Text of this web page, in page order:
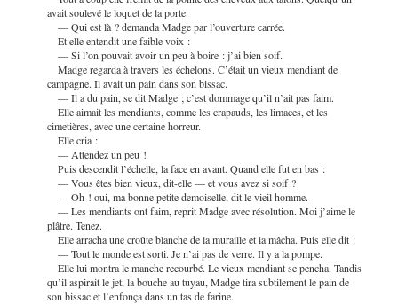
avait soulevé le loquet de la porte.
— Qui est là ? demanda Madge par l’ouverture carrée.
Et elle entendit une faible voix :
— Si l’on pouvait avoir un peu à boire : j’ai bien soif.
Madge regarda à travers les échelons. C’était un vieux mendiant de
campagne. Il avait un pain dans son bissac.
— Il a du pain, se dit Madge ; c’estdommage qu’il n’ait pas faim.
Elle aimait les mendiants, comme les crapauds, les limaces, et les
cimetières, avec une certaine horreur.
Elle cria :
— Attendez un peu !
Puis descendit l’échelle, la face en avant. Quand elle fut en bas :
— Vous êtes bien vieux, dit-elle — et vous avez si soif ?
— Oh ! oui, ma bonne petite demoiselle, dit le vieil homme.
— Les mendiants ont faim, reprit Madge avec résolution. Moi j’aime le
plâtre. Tenez.
Elle arracha une croûte blanche de la muraille et la mâcha. Puis elle dit :
— Tout le monde est sorti. Je n’ai pas de verre. Il y a la pompe.
Elle lui montra le manche recourbé. Le vieux mendiant se pencha. Tandis
qu’il aspirait le jet, la bouche au tuyau, Madge tirasubtilement le pain de
son bissac et l’enfonça dans un tas de farine.